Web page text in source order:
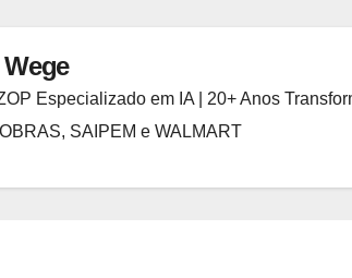
Especializado em IA | 20+ Anos
SAIPEM e WALMART